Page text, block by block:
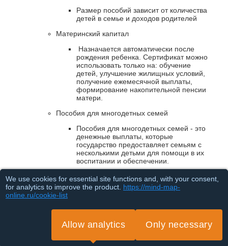
Размер пособий зависит от количества
детей в семье и доходов родителей
Материнский капитал
Назначается автоматически после
рождения ребенка. Сертификат можно
использовать только на: обучение
детей, улучшение жилищных условий,
получение ежемесячной выплаты,
формирование накопительной пенсии
матери.
Пособия для многодетных семей
Пособия для многодетных семей - это
денежные выплаты, которые
государство предоставляет семьям с
несколькими детьми для помощи в их
воспитании и обеспечении.
Такие пособия помогают семьям с
многодетными детьми справляться с
финансовыми трудностями и
необходимым.
Выплаты на детей с инвалидностью
Это деньги, которые государство
We use cookies for essential site functions and, with your consent,
for analytics to improve the product. https://mind-map-
online.ru/cookie-list
Allow analytics Only necessary